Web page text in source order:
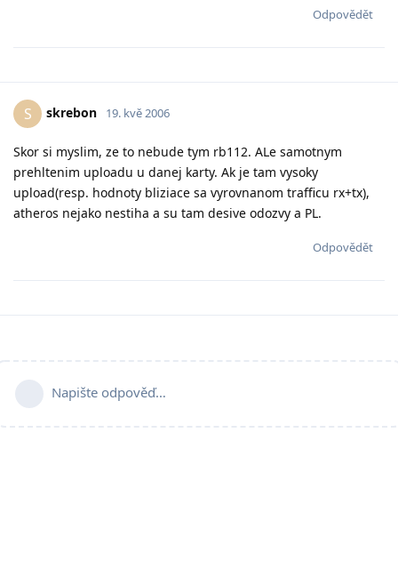
Odpovědět
S skrebon 19. kvě 2006
Skor si myslim, ze to nebude tym rb112. ALe samotnym
prehltenim uploadu u danej karty. Ak je tam vysoky
upload(resp. hodnoty bliziace sa vyrovnanom trafficu rx+tx),
atheros nejako nestiha a su tam desive odozvy a PL.
Odpovědět
Napište odpověď…